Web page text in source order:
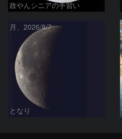
政やんシニアの手習い
月、2026/8/7
となり